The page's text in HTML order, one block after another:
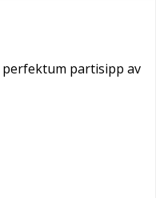
perfektum partisipp av